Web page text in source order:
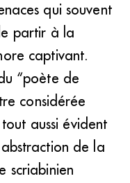
qui souvent
partir à la
captivant.
“poète de
considérée
aussi évident
de la
scriabinien